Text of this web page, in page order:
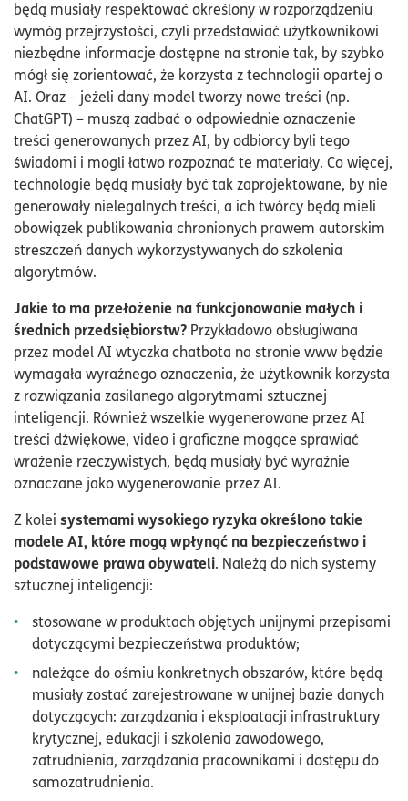
będą musiały respektować określony w rozporządzeniu
wymóg przejrzystości, czyli przedstawiać użytkownikowi
niezbędne informacje dostępne na stronie tak, by szybko
mógł się zorientować, że korzysta z technologii opartej o
AI. Oraz – jeżeli dany model tworzy nowe treści (np.
ChatGPT) – muszą zadbać o odpowiednie oznaczenie
treści generowanych przez AI, by odbiorcy byli tego
świadomi i mogli łatwo rozpoznać te materiały. Co więcej,
technologie będą musiały być tak zaprojektowane, by nie
generowały nielegalnych treści, a ich twórcy będą mieli
obowiązek publikowania chronionych prawem autorskim
streszczeń danych wykorzystywanych do szkolenia
algorytmów.
Jakie to ma przełożenie na funkcjonowanie małych i
średnich przedsiębiorstw? Przykładowo obsługiwana
przez model AI wtyczka chatbota na stronie www będzie
wymagała wyraźnego oznaczenia, że użytkownik korzysta
z rozwiązania zasilanego algorytmami sztucznej
inteligencji. Również wszelkie wygenerowane przez AI
treści dźwiękowe, video i graficzne mogące sprawiać
wrażenie rzeczywistych, będą musiały być wyraźnie
oznaczane jako wygenerowanie przez AI.
Z kolei systemami wysokiego ryzyka określono takie
modele AI, które mogą wpłynąć na bezpieczeństwo i
podstawowe prawa obywateli. Należą do nich systemy
sztucznej inteligencji:
stosowane w produktach objętych unijnymi przepisami
dotyczącymi bezpieczeństwa produktów;
należące do ośmiu konkretnych obszarów, które będą
musiały zostać zarejestrowane w unijnej bazie danych
dotyczących: zarządzania i eksploatacji infrastruktury
krytycznej, edukacji i szkolenia zawodowego,
zatrudnienia, zarządzania pracownikami i dostępu do
samozatrudnienia.